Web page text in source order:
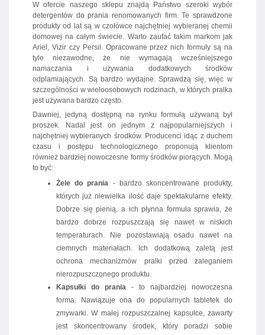
W ofercie naszego sklepu znajdą Państwo szeroki wybór
detergentów do prania renomowanych firm. Te sprawdzone
produkty od lat są w czołówce najchętniej wybieranej chemii
domowej na całym świecie. Warto zaufać takim markom jak
Ariel, Vizir czy Persil. Opracowane przez nich formuły są na
tyle niezawodne, że nie wymagają wcześniejszego
namaczania i używania dodatkowych środków
odplamiających. Są bardzo wydajne. Sprawdzą się, więc w
szczególności w wieloosobowych rodzinach, w których pralka
jest używana bardzo często.
Dawniej, jedyną dostępną na rynku formułą używaną był
proszek. Nadal jest on jednym z najpopularniejszych i
najchętniej wybieranych środków. Producenci idąc z duchem
czasu i postępu technologicznego proponują klientom
również bardziej nowoczesne formy środków piorących. Mogą
to być:
Żele do prania - bardzo skoncentrowane produkty,
których już niewielka ilość daje spektakularne efekty.
Dobrze się pienią, a ich płynna formuła sprawia, że
bardzo dobrze rozpuszczają się nawet w niskich
temperaturach. Nie pozostawiają osadu nawet na
ciemnych materiałach. Ich dodatkową zaletą jest
ochrona mechanizmów pralki przed zaleganiem
nierozpuszczonego produktu.
Kapsułki do prania - to najbardziej nowoczesna
forma. Nawiązuje ona do popularnych tabletek do
zmywarki. W małej rozpuszczalnej kapsułce, zawarty
jest skoncentrowany środek, który poradzi sobie